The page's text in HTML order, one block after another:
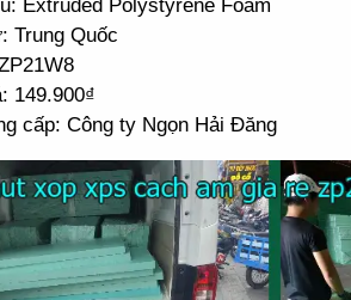
Extruded Polystyrene Foam
Trung Quốc
149.900₫
cấp: Công ty Ngọn Hải Đăng